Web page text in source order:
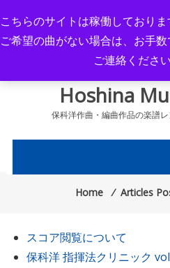
to
content
Hoshina
保科洋作曲・編曲作品の楽譜
Home ⁄ Articles
スコア閲覧について
保科洋 指揮法クリニック
こちらのサイトは稼働しておりま
ご希望の曲がない場合は、お手
ご連絡ください